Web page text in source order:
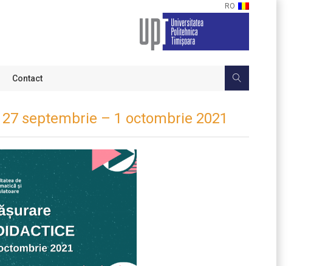
RO
Contact
27 septembrie – 1 octombrie 2021